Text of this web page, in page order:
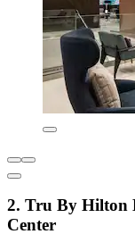
2. Tru By Hilton
Center